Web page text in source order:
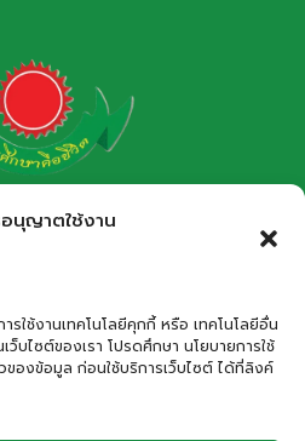
นุญาตใช้งาน
รใช้งานเทคโนโลยีคุกกี้ หรือ เทคโนโลยีอื่น
บไซต์ของเรา โปรดศึกษา นโยบายการใช้
องข้อมูล ก่อนใช้บริการเว็บไซต์ ได้ที่ลิงค์
พ์
มัธยมศึกษากาฬสินธุ์
ศล ตำบลกาฬสินธุ์ อำเภอเมือง